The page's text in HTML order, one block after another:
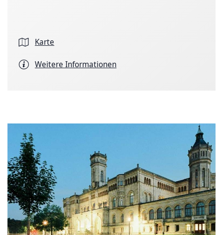
Karte
Weitere Informationen